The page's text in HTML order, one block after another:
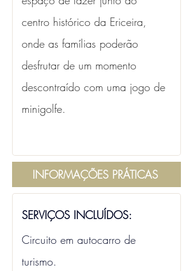
centro histórico da Ericeira,
onde as famílias poderão
desfrutar de um momento
descontraído com uma jogo de
minigolfe.
INFORMAÇÕES PRÁTICAS
SERVIÇOS INCLUÍDOS:
Circuito em autocarro de
turismo.